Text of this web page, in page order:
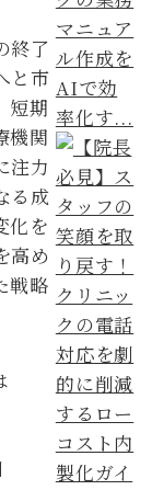
終了
と市
短期
機関
注力
る成
化を
高め
戦略
マニュア
ル作成を
AIで効
率化す...